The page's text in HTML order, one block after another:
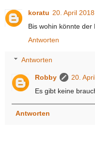
koratu 20. April
Bis wohin könnte der
Antworten
Antworten
Robby
20.
Es gibt keine
Antworten